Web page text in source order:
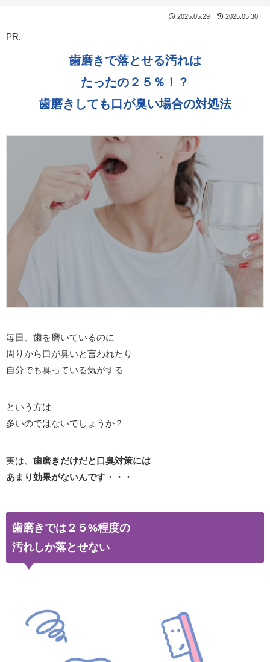
2025.05.29 2025.05.30
PR.
歯磨きで落とせる汚れは
たったの２５％！？
歯磨きしても口が臭い場合の対処法
毎日、歯を磨いているのに
周りから口が臭いと言われたり
自分でも臭っている気がする
という方は
多いのではないでしょうか？
実は、 歯磨きだけだと口臭対策には
あまり効果がないんです・・・
歯磨きでは２５%程度の
汚れ しか落とせない